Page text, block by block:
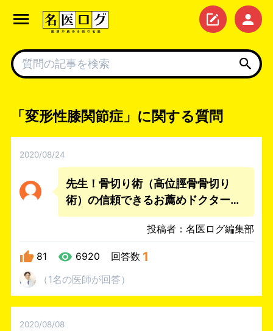
「変形性膝関節症」に関する質問
2020/08/24
先生！骨切り術（高位脛骨骨切り
術）の信頼できるお薦めドクターを
教えて下さい。
投稿者：名医ログ編集部
81 6920 回答数 1
（1名の医師が回答）
2020/08/08